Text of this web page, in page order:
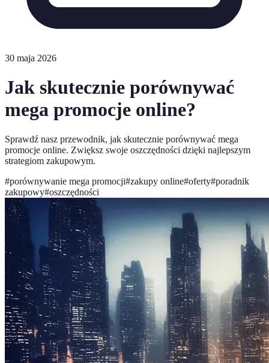
30 maja 2026
Jak skutecznie porównywać
mega promocje online?
Sprawdź nasz przewodnik, jak skutecznie porównywać mega
promocje online. Zwiększ swoje oszczędności dzięki najlepszym
strategiom zakupowym.
#porównywanie mega promocji#zakupy online#oferty#poradnik
zakupowy#oszczędności